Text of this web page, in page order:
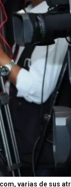
varias de sus